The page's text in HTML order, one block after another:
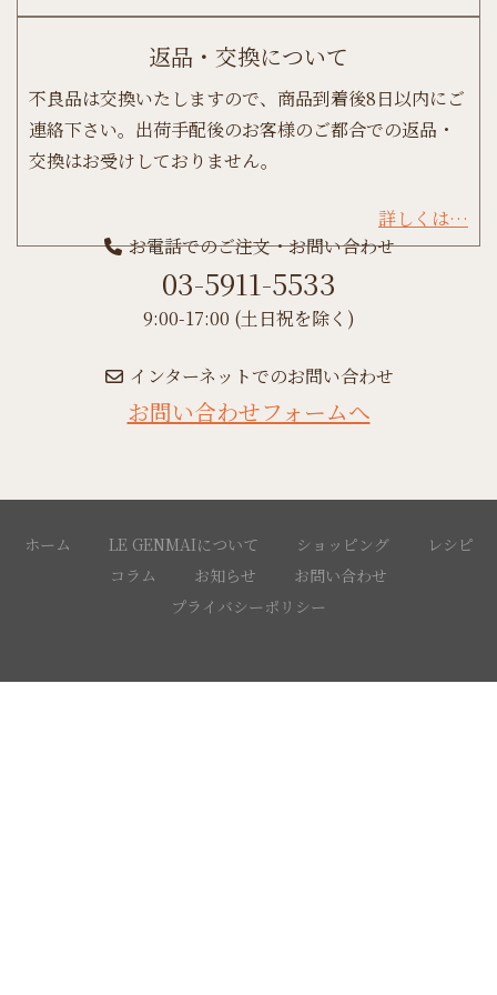
返品・交換について
不良品は交換いたしますので、商品到着後8日以内にご
連絡下さい。出荷手配後のお客様のご都合での返品・
交換はお受けしておりません。
詳しくは…
お電話でのご注文・お問い合わせ
03-5911-5533
9:00-17:00 (土日祝を除く)
インターネットでのお問い合わせ
お問い合わせフォームへ
ホーム LE GENMAIについて ショッピング
レシピ
コラム
お知らせ
お問い合わせ
プライバシーポリシー